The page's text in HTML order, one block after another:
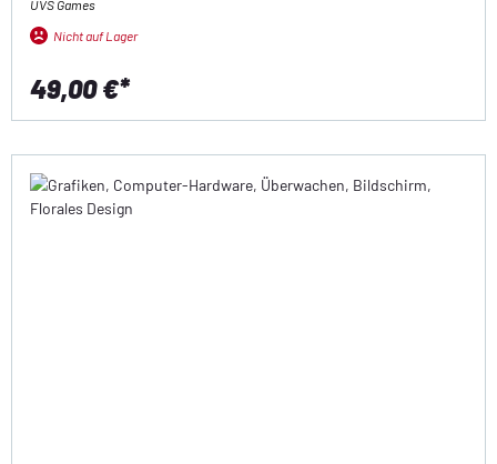
UVS Games
Nicht auf Lager
49,00 €*